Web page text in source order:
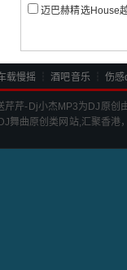
迈巴赫精选House
载慢摇 ┆酒吧音乐┆伤感
芹芹-Dj小杰 MP3为DJ原创
舞曲原创类网站,汇聚香港